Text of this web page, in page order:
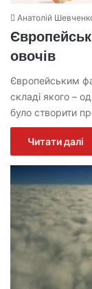
Анатолій
овочів
Європейським
складі якого –
було створити
Читати далі